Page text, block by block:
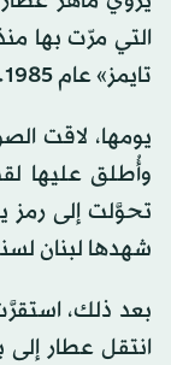
التي مرّت بها
تايمز» عام 1985.
يومها، لاقت
وأُطلق عليها
تحوَّلت إلى رمز
شهدها لبنان
بعد ذلك،
انتقل عطار